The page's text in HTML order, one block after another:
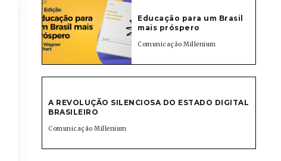
Educação para um Brasil
mais próspero
Comunicação Millenium
A REVOLUÇÃO SILENCIOSA DO ESTADO DIGITAL
BRASILEIRO
Comunicação Millenium